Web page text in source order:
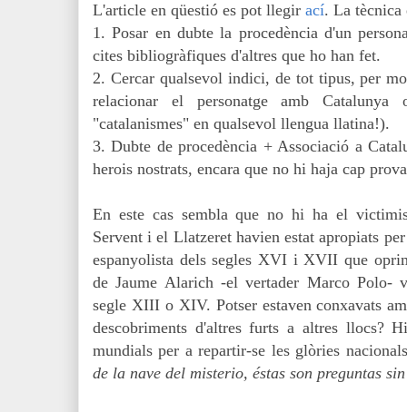
L'article en qüestió es pot llegir ací. La tècnica
1. Posar en dubte la procedència d'un
cites bibliogràfiques d'altres que ho han fet.
2. Cercar qualsevol indici, de tot tipus, per
relacionar el personatge amb
"catalanismes" en qualsevol llengua llatina!).
3. Dubte de procedència + Associació a
herois nostrats, encara que no hi haja cap
En este cas sembla que no hi ha el
Servent i el Llatzeret havien estat apropiats
espanyolista dels segles XVI i XVII que
de Jaume Alarich -el vertader Marco Polo-
segle XIII o XIV. Potser estaven conxavats
descobriments d'altres furts a altres llocs?
mundials per a repartir-se les glòries
de la nave del misterio, éstas son preguntas